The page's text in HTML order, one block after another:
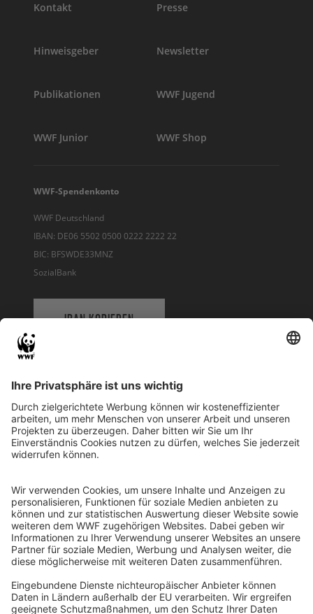
Kontakt Presse
Hinweisgeber Newsletter
Publikationen WWF Jugend
WWF Junior WWF Shop
WWF-Spendenkonto
WWF Deutschland
IBAN: DE06 5502 0500 0222 2222 22
BIC: BFSWDE33MNZ
SozialBank
IBAN KOPIEREN
WWF Deutschland
Reinhardtstr. 18
10117 Berlin
Ihre Spende kann steuerlich geltend gemacht werden
Registriert als Stiftung WWF Deutschland, Senatsverwaltung für
Justiz Berlin, Az: 3416/976/2
Umsatzsteuer-Identifikationsnummer: DE 114236103
Freistellungsbescheid: Als gemeinnützige Körperschaft befreit
von der Körperschaftssteuer gem. §5 I 9 KStg. unter der